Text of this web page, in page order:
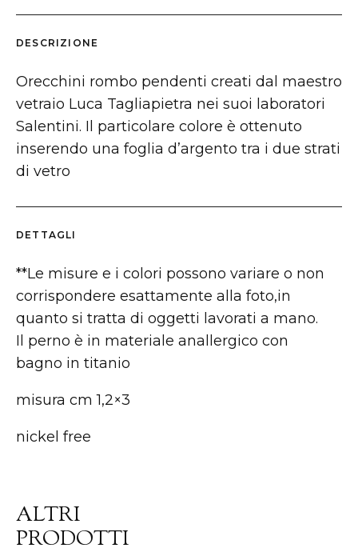
DESCRIZIONE
Orecchini rombo pendenti creati dal maestro
vetraio Luca Tagliapietra nei suoi laboratori
Salentini. Il particolare colore è ottenuto
inserendo una foglia d’argento tra i due strati
di vetro
DETTAGLI
**Le misure e i colori possono variare o non
corrispondere esattamente alla foto,in
quanto si tratta di oggetti lavorati a mano.
Il perno è in materiale anallergico con
bagno in titanio
misura cm 1,2×3
nickel free
ALTRI
PRODOTTI